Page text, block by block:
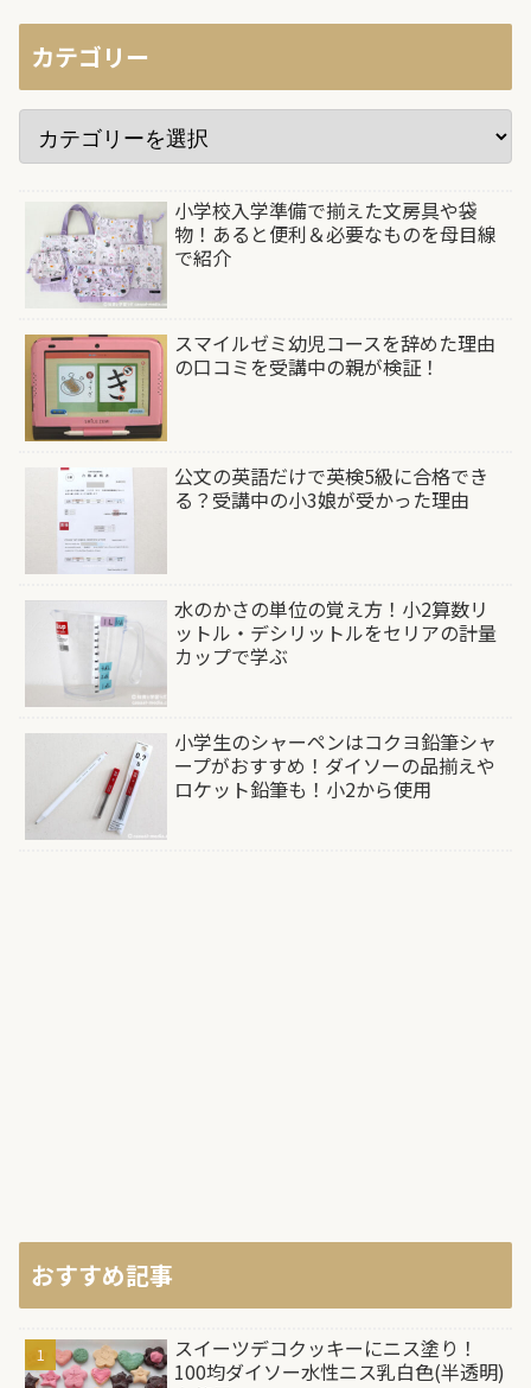
カテゴリー
小学校入学準備で揃えた文房具や袋
物！あると便利＆必要なものを母目線
で紹介
スマイルゼミ幼児コースを辞めた理由
の口コミを受講中の親が検証！
公文の英語だけで英検5級に合格でき
る？受講中の小3娘が受かった理由
水のかさの単位の覚え方！小2算数リ
ットル・デシリットルをセリアの計量
カップで学ぶ
小学生のシャーペンはコクヨ鉛筆シャ
ープがおすすめ！ダイソーの品揃えや
ロケット鉛筆も！小2から使用
おすすめ記事
スイーツデコクッキーにニス塗り！
100均ダイソー水性ニス乳白色(半透明)